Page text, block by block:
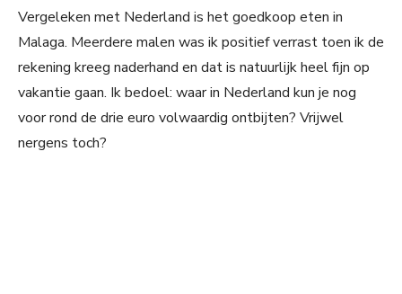
Vergeleken met Nederland is het goedkoop eten in
Malaga. Meerdere malen was ik positief verrast toen ik de
rekening kreeg naderhand en dat is natuurlijk heel fijn op
vakantie gaan. Ik bedoel: waar in Nederland kun je nog
voor rond de drie euro volwaardig ontbijten? Vrijwel
nergens toch?